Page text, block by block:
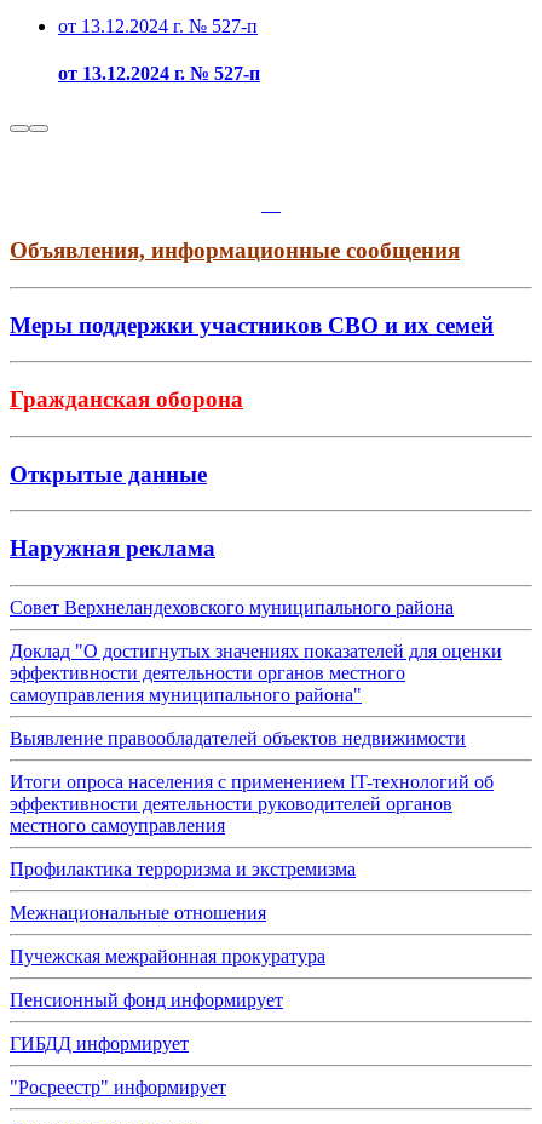
от 13.12.2024 г. № 527-п
от 13.12.2024 г. № 527-п
Объявления, информационные сообщения
Меры поддержки участников СВО и их семей
Гражданская оборона
Открытые данные
Наружная реклама
Совет Верхнеландеховского муниципального района
Доклад "О достигнутых значениях показателей для оценки
эффективности деятельности органов местного
самоуправления муниципального района"
Выявление правообладателей объектов недвижимости
Итоги опроса населения с применением IT-технологий об
эффективности деятельности руководителей органов
местного самоуправления
Профилактика терроризма и экстремизма
Межнациональные отношения
Пучежская межрайонная прокуратура
Пенсионный фонд информирует
ГИБДД информирует
"Росреестр" информирует